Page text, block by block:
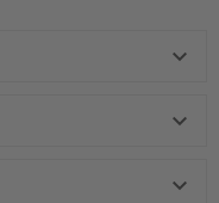


